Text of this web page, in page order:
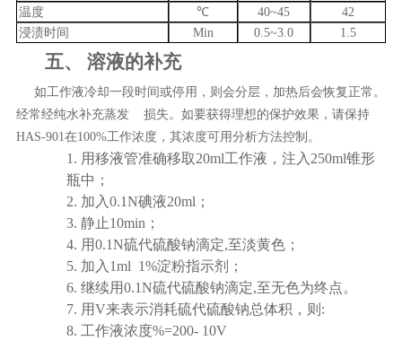
温度
℃ 40~45
42
浸渍时间
Min 0.5~3.0 1.5
五、 溶液的补充
如工作液冷却一段时间或停用，则会分层，加热后会恢复正常。
经常经纯水补充蒸发
损失。如要获得理想的保护效果，请保持
HAS-901在100%工作浓度，其浓度可用分析方法控制。
1. 用移液管准确移取20ml工作液，注入250ml锥形
瓶中；
2. 加入0.1N碘液20ml；
3. 静止10min；
4. 用0.1N硫代硫酸钠滴定,至淡黄色；
5. 加入 1ml 1%淀粉指示剂；
6. 继续用0.1N硫代硫酸钠滴定,至无色为终点。
7. 用V来表示消耗硫代硫酸钠总体积，则:
8. 工作液浓度%=200- 10V